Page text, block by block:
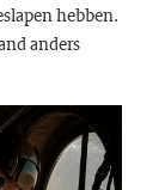
hebben.
anders